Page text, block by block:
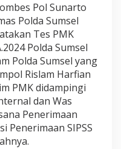
Pol Sunarto
Polda Sumsel
Tes PMK
Polda Sumsel
Polda Sumsel yang
Rislam Harfian
PMK didampingi
dan Was
Penerimaan
Penerimaan SIPSS